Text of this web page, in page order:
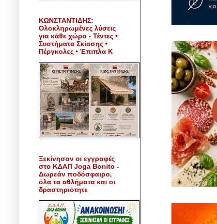
ΚΩΝΣΤΑΝΤΙΔΗΣ:
Ολοκληρωμένες λύσεις
για κάθε χώρο - Τέντες •
Συστήματα Σκίασης •
Πέργκολες • Έπιπλα Κ
Ξεκίνησαν οι εγγραφές
στο ΚΔΑΠ Joga Bonito -
Δωρεάν ποδόσφαιρο,
όλα τα αθλήματα και οι
δραστηριότητε